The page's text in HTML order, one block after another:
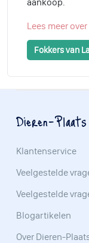
Lees meer
Fokkers van
Dieren-Plaats
Klantenservice
Veelgestelde
Veelgestelde
Blogartikelen
Over Dieren-